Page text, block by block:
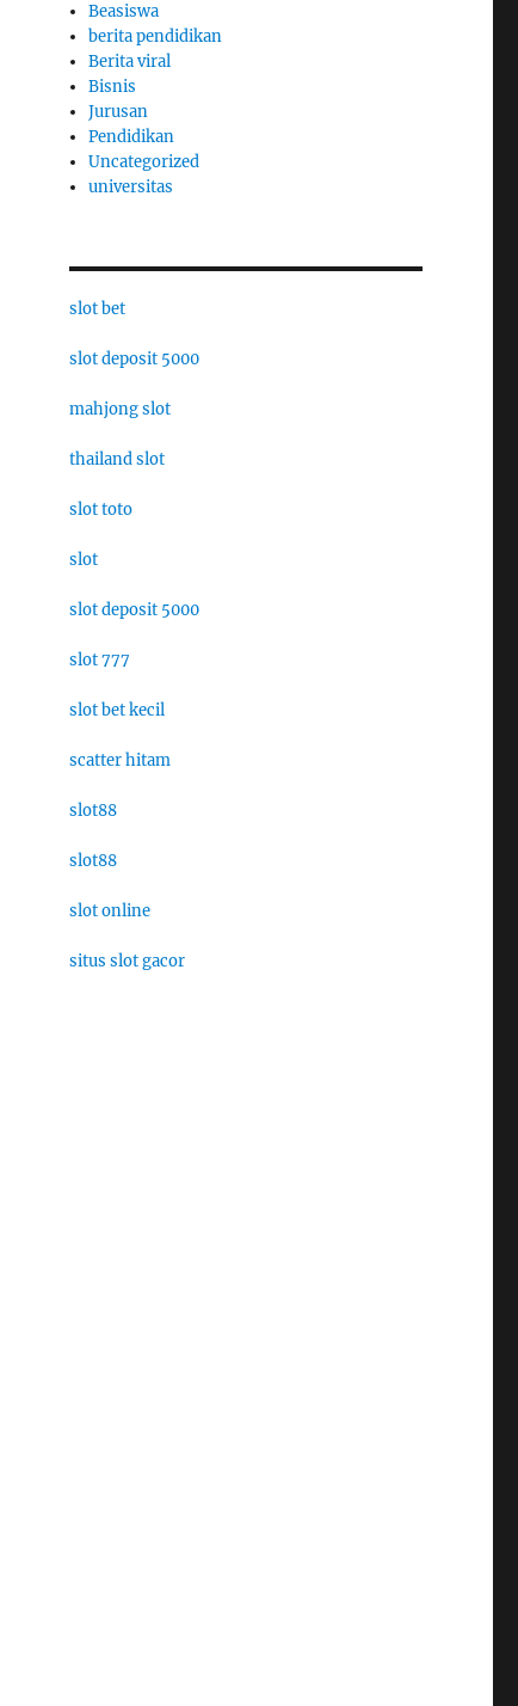
Beasiswa
berita pendidikan
Berita viral
Bisnis
Jurusan
Pendidikan
Uncategorized
universitas
slot bet
slot deposit 5000
mahjong slot
thailand slot
slot toto
slot
slot deposit 5000
slot 777
slot bet kecil
scatter hitam
slot88
slot88
slot online
situs slot gacor